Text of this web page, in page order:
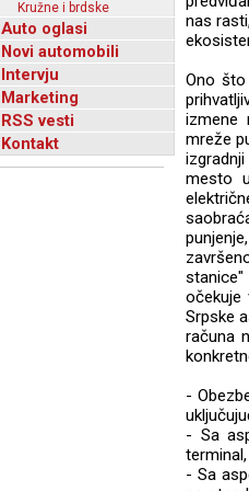
Kružne i brdske
Auto oglasi
Novi automobili
Intervju
Marketing
RSS vesti
Kontakt
nas
Ono
izmene
mreže
mesto
očekuje
Srpske
računa
-
- Sa
- Sa